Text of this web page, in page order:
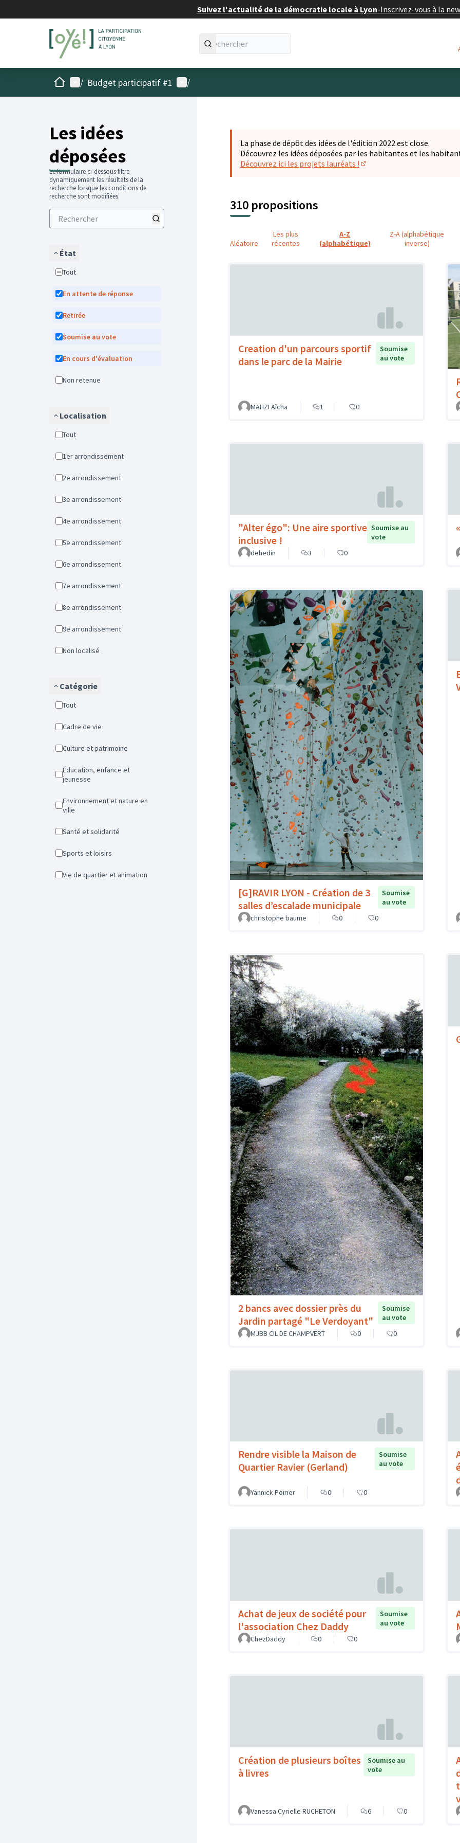
Suivez l'actualité de la démocratie locale à Lyon-Inscrivez-vous à la
AccueilMenu principal
/ Budget participatif #1 Menu utilisateur
/
Les idées
déposées
Le formulaire ci-dessous filtre
dynamiquement les résultats de la
recherche lorsque les conditions de
recherche sont modifiées.
État
Tout
En attente de réponse
Retirée
Soumise au vote
En cours d'évaluation
Non retenue
Localisation
Tout
1er arrondissement
2e arrondissement
3e arrondissement
4e arrondissement
5e arrondissement
6e arrondissement
7e arrondissement
8e arrondissement
9e arrondissement
Non localisé
Catégorie
Tout
Cadre de vie
Culture et patrimoine
Éducation, enfance et
jeunesse
Environnement et nature en
ville
Santé et solidarité
Sports et loisirs
Vie de quartier et animation
La phase de dépôt des idées de l'édition 2022 est close.
Découvrez les idées déposées par les habitantes et les
Découvrez ici les projets lauréats !
310 propositions
Aléatoire
Les plus
récentes
A-Z
(alphabétique)
Z-A (alphabétique
inverse)
Creation d'un parcours sportif
dans le parc de la Mairie
Soumise
au vote
MAHZI Aïcha 1 0
"Alter égo": Une aire sportive
inclusive !
Soumise au
vote
dehedin
3 0
[G]RAVIR LYON - Création de 3
salles d’escalade municipale
Soumise
au vote
christophe baume
0 0
2 bancs avec dossier près du
Jardin partagé "Le Verdoyant"
Soumise
au vote
MJBB CIL DE CHAMPVERT
0 0
Rendre visible la Maison de
Quartier Ravier (Gerland)
Soumise
au vote
Yannick Poirier 0 0
Achat de jeux de société pour
l'association Chez Daddy
Soumise
au vote
ChezDaddy
0 0
Création de plusieurs boîtes
à livres
Soumise au
vote
Vanessa Cyrielle RUCHETON 6 0